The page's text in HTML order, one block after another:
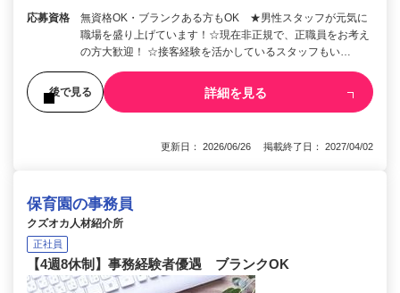
応募資格
無資格OK・ブランクある方もOK ★男性スタッフが元気に
職場を盛り上げています！☆現在非正規で、正職員をお考え
の方大歓迎！ ☆接客経験を活かしているスタッフもい…
後で見る 詳細を見る
更新日： 2026/06/26 掲載終了日： 2027/04/02
保育園の事務員
クズオカ人材紹介所
正社員
【4週8休制】事務経験者優遇 ブランクOK